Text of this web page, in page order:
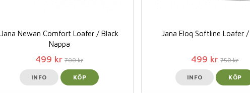
Jana Newan Comfort Loafer / Black
Nappa
499 kr 700 kr
INFO KÖP
Jana Eloq Softline Loafer /
499 kr 750 kr
INFO KÖP